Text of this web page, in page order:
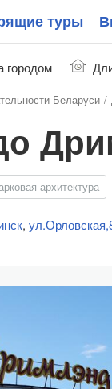
городом
туры
Беларуси
архитектура
,